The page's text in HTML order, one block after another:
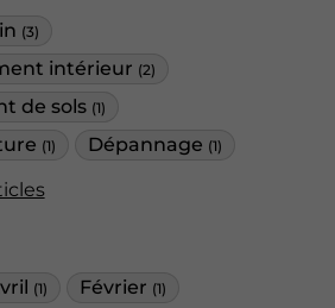
(3)
intérieur (2)
de sols (1)
(1) Dépannage (1)
(1) Février (1)